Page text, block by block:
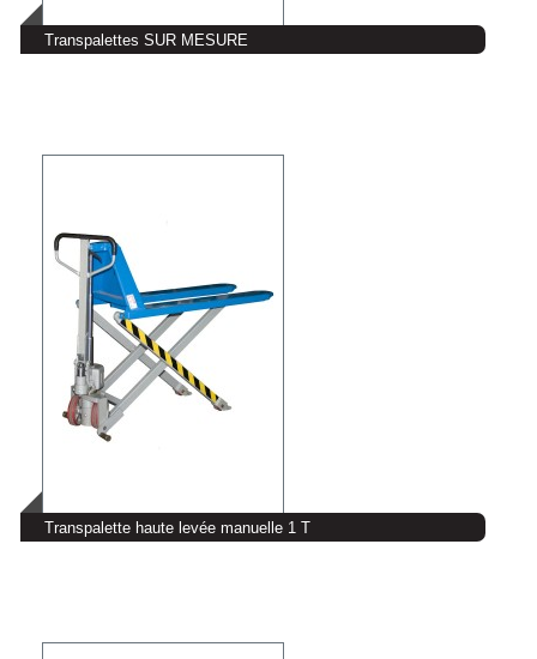
Transpalettes SUR MESURE
Transpalette haute levée manuelle 1 T